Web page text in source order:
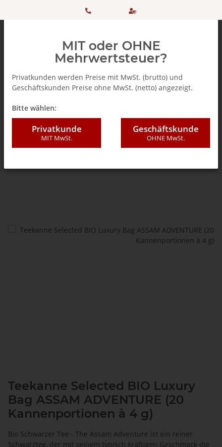
+ 49
506 98
einkaufen
SSL
Teekanne Selected BIO Luxury
Bag ASSAM ADVENTURE (20
Kannenportionen à 4 g)
Bio Schwarzer Tee - The Assam Adventure ist ein reiner
Schwarztee, der mit seinem typisch kräftigen Geschmack die
MIT oder OHNE
Mehrwertsteuer?
Privatkunden werden Preise mit MwSt. (brutto) und
Geschäftskunden Preise ohne MwSt. (netto) angezeigt.
Bitte wählen:
Privatkunde
MIT MwSt.
Geschäftskunde
OHNE MwSt.